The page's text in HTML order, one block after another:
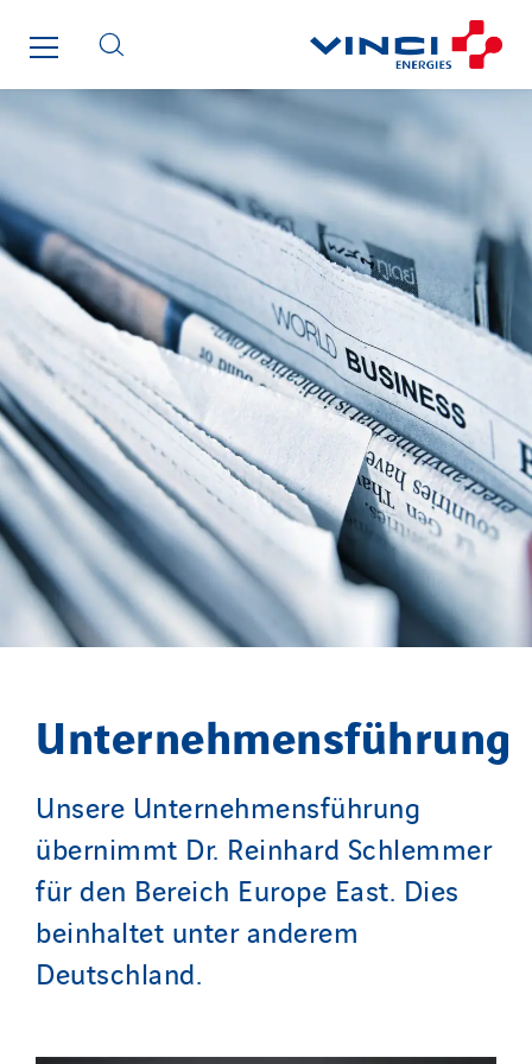
Unternehmensführung
Unsere Unternehmensführung
übernimmt Dr. Reinhard Schlemmer
für den Bereich Europe East. Dies
beinhaltet unter anderem
Deutschland.
Socalec
Sotécnica
SparkEx® Funkenlöschanlagen
STE Armor
Strasser
Stroomverdeler
Sylvestre Energies
TelComTec
Telematic Solutions
TG Concept
Thermo Réfrigération
Tiab
Top Thermique
TranzCom
Travesset Beziers
Tunzini Antilles
Tunzini Grand Ouest
TUNZINI Nucléaire
Tunzini Paris
Tunzini Toulouse
Tunzini Troyes
Twyver
Uxello
Valentin
Valette